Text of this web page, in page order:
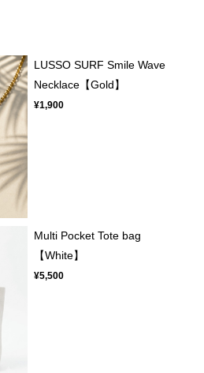
LUSSO SURF Smile Wave
Necklace【Gold】
¥1,900
Multi Pocket Tote bag
【White】
¥5,500